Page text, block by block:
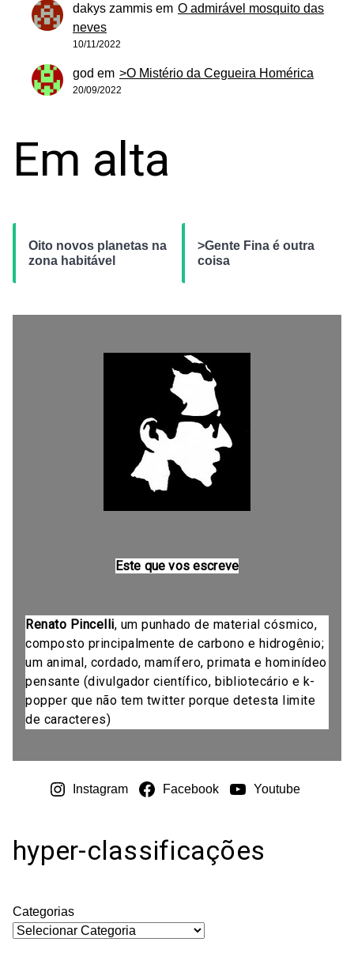
dakys zammis em O admirável mosquito das
neves
10/11/2022
god em >O Mistério da Cegueira Homérica
20/09/2022
Em alta
Oito novos planetas na
zona habitável
>Gente Fina é outra
coisa
Este que vos escreve
Renato Pincelli, um punhado de material cósmico,
composto principalmente de carbono e hidrogênio;
um animal, cordado, mamífero, primata e hominídeo
pensante (divulgador científico, bibliotecário e k-
popper que não tem twitter porque detesta limite
de caracteres)
Instagram Facebook Youtube
hyper-classificações
Categorias